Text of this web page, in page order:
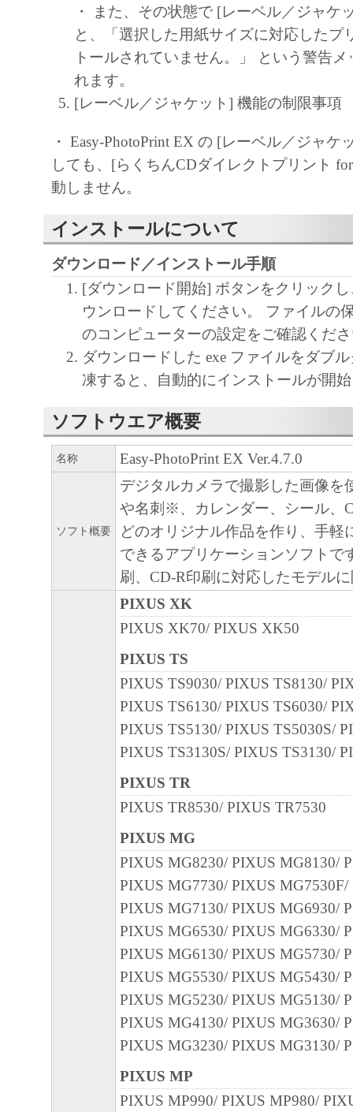
・ また、その状態で [レーベル／ジャケ
と、「選択した用紙サイズに対応したプ
トールされていません。」 という警告
れます。
[レーベル／ジャケット] 機能の制限事項
・ Easy-PhotoPrint EX の [レーベル／ジャケ
しても、[らくちんCDダイレクトプリント
動しません。
インストールについて
ダウンロード／インストール手順
[ダウンロード開始] ボタンをクリック
ウンロードしてください。 ファイルの
のコンピューターの設定をご確認くだ
ダウンロードした exe ファイルをダブ
凍すると、自動的にインストールが開
ソフトウエア概要
名称 Easy-PhotoPrint EX Ver.4.7.0
ソフト概要
デジタルカメラで撮影した画像を
や名刺※、カレンダー、シール、
どのオリジナル作品を作り、手軽
できるアプリケーションソフト
刷、CD-R印刷に対応したモデル
PIXUS XK
PIXUS XK70/ PIXUS XK50
PIXUS TS
PIXUS TS9030/ PIXUS TS8130/
PIXUS TS6130/ PIXUS TS6030/
PIXUS TS5130/ PIXUS TS5030S/
PIXUS TS3130S/ PIXUS TS3130/
PIXUS TR
PIXUS TR8530/ PIXUS TR7530
PIXUS MG
PIXUS MG8230/ PIXUS MG8130/
PIXUS MG7730/ PIXUS
PIXUS MG7130/ PIXUS MG6930/
PIXUS MG6530/ PIXUS MG6330/
PIXUS MG6130/ PIXUS MG5730/
PIXUS MG5530/ PIXUS MG5430/
PIXUS MG5230/ PIXUS MG5130/
PIXUS MG4130/ PIXUS MG3630/
PIXUS MG3230/ PIXUS MG3130/
PIXUS MP
PIXUS MP990/ PIXUS MP980/